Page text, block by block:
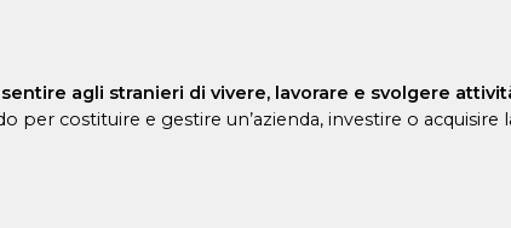
agli stranieri di vivere, lavorare e svolgere
costituire e gestire un’azienda, investire o acquisire